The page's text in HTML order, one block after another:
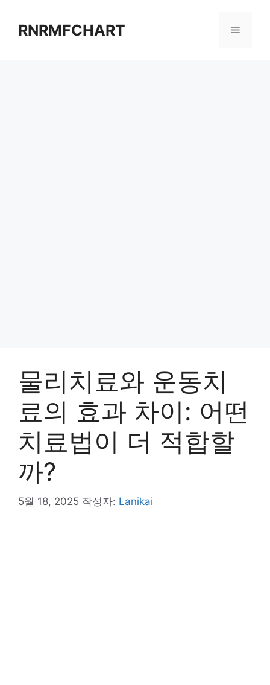
RNRMFCHART 메
물리치료와 운동치
료의 효과 차이: 어떤
치료법이 더 적합할
까?
5월 18, 2025 작성자: Lanikai